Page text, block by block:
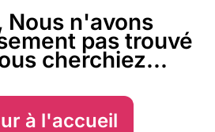
Nous n'avons
pas trouvé
cherchiez...
à l'accueil